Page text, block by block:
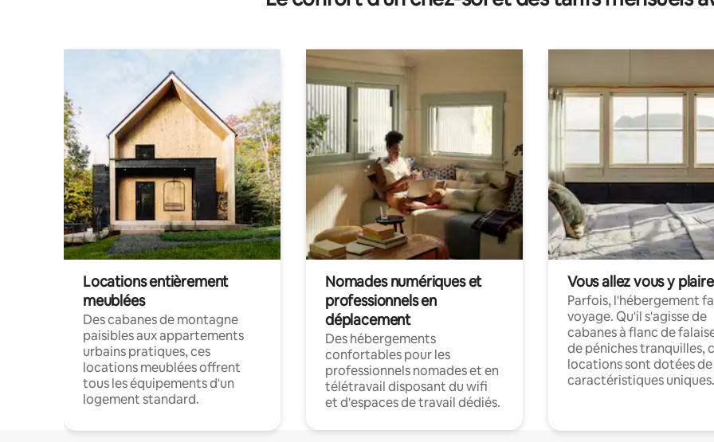
Locations entièrement
meublées
Des cabanes de montagne
paisibles aux appartements
urbains pratiques, ces
locations meublées offrent
tous les équipements d'un
logement standard.
Nomades numériques et
professionnels en
déplacement
Des hébergements
confortables pour les
professionnels nomades et en
télétravail disposant du wifi
et d'espaces de travail dédiés.
Vous allez vous y plaire
Parfois, l'hébergement
voyage. Qu'il s'agisse de
cabanes à flanc de
de péniches tranquilles,
locations sont dotées de
caractéristiques uniques.